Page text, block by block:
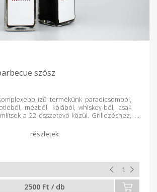
szósz
ízű termékünk paradicsomból,
mézből, kólából, whiskey-ből, csak
a 22 összetevő közül. Grillezéshez,
2500 Ft / db